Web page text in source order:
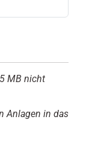
MB nicht
Anlagen in das